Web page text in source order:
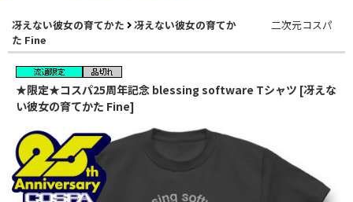
冴えない彼女の育てかた
冴えない彼女の育てか
た Fine
二次元コスパ
★限定★コスパ25周年記念 blessing software Tシャツ [冴えな
い彼女の育てかた Fine]